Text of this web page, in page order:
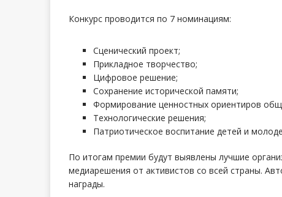
Конкурс проводится по 7 номинациям:
Сценический проект;
Прикладное творчество;
Цифровое решение;
Сохранение исторической памяти;
Формирование ценностных ориентиров
Технологические решения;
Патриотическое воспитание детей и
По итогам премии будут выявлены лучшие
медиарешения от активистов со всей страны.
награды.